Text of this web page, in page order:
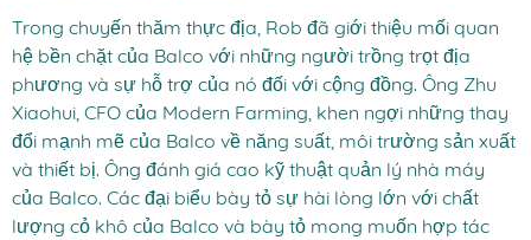
Trong chuyến thăm thực địa, Rob đã giới thiệu mối quan
hệ bền chặt của Balco với những người trồng trọt địa
phương và sự hỗ trợ của nó đối với cộng đồng. Ông Zhu
Xiaohui, CFO của Modern Farming, khen ngợi những thay
đổi mạnh mẽ của Balco về năng suất, môi trường sản xuất
và thiết bị. Ông đánh giá cao kỹ thuật quản lý nhà máy
của Balco. Các đại biểu bày tỏ sự hài lòng lớn với chất
lượng cỏ khô của Balco và bày tỏ mong muốn hợp tác